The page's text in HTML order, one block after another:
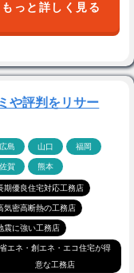
もっと詳しく見る
や評判をリサー
広島 山口 福岡
佐賀 熊本
期優良住宅対応工務店
気密高断熱の工務店
震に強い工務店
省エネ・創エネ・エコ住宅が得
意な工務店